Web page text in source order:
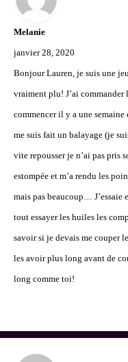
Melanie
janvier 28, 2020
Bonjour Lauren, je suis une
vraiment plu! J’ai
commencer il y a une
me suis fait un balayage (je
vite repousser je n’ai pas pris
estompée et m’a rendu les
mais pas beaucoup… J’essaie
tout essayer les huiles les
savoir si je devais me couper
les avoir plus long avant de
long comme toi!